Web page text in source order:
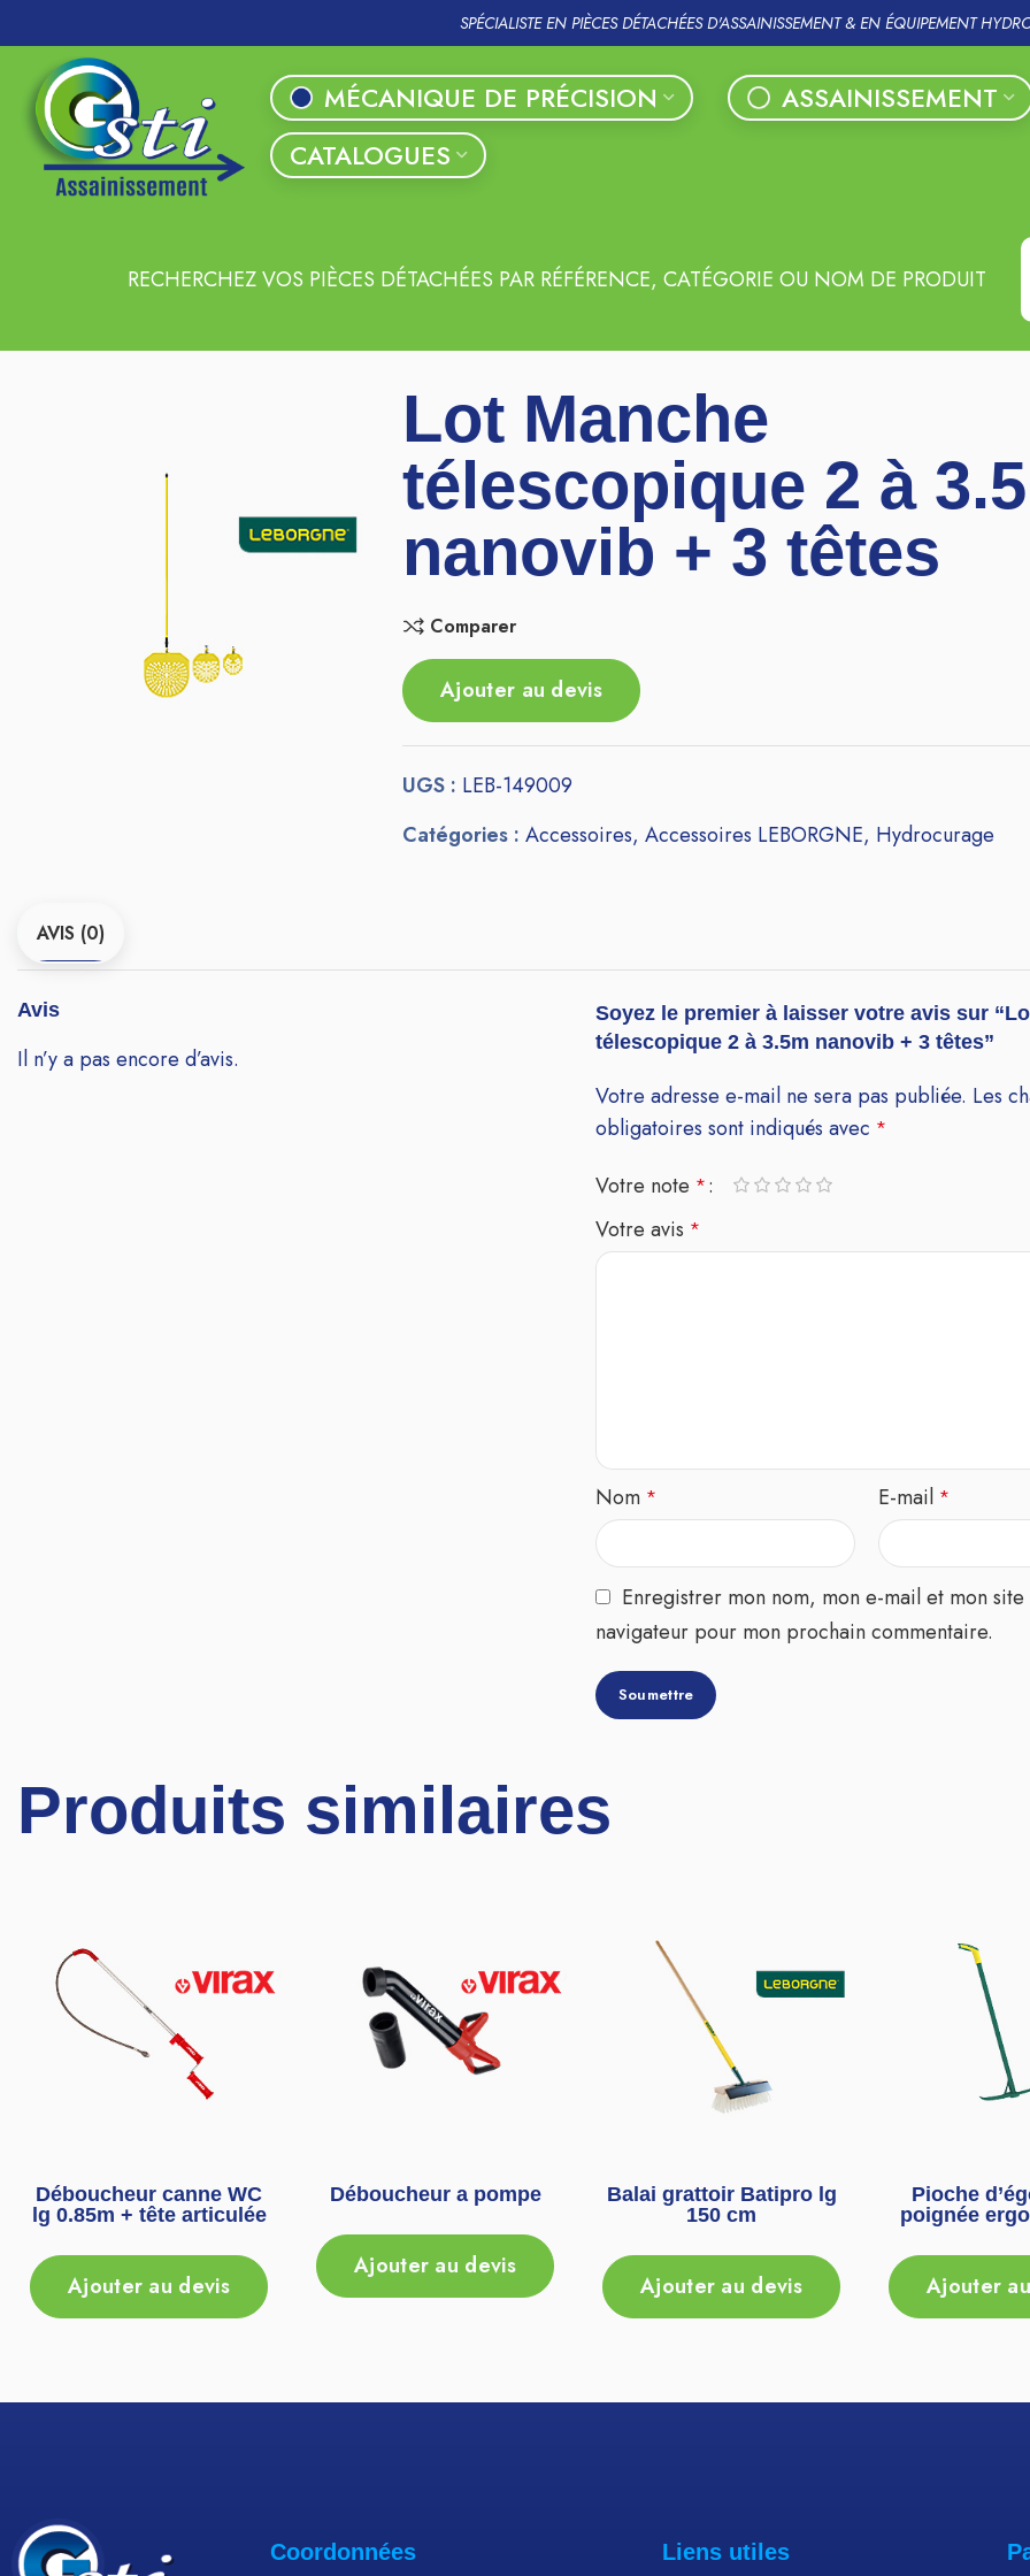
SPÉCIALISTE EN PIÈCES DÉTACHÉES D'ASSAINISSEMENT & EN ÉQUIPEMENT
MÉCANIQUE DE PRÉCISION
ASSAINISSEMENT
CATALOGUES
RECHERCHEZ VOS PIÈCES DÉTACHÉES PAR RÉFÉRENCE, CATÉGORIE OU NOM DE PRODUIT
Lot Manche
télescopique 2 à
nanovib + 3 têtes
Comparer
Ajouter au devis
UGS : LEB-149009
Catégories :Accessoires,Accessoires LEBORGNE, Hydrocurage
AVIS (0)
Avis
Il n’y a pas encore d’avis.
Soyez le premier à laisser votre avis sur
télescopique 2 à 3.5m nanovib + 3 têtes”
Votre adresse e-mail ne sera pas publiée. Les
obligatoires sont indiqués avec *
Votre note *
Votre avis *
Nom * E-mail *
Enregistrer mon nom, mon e-mail et mon site
navigateur pour mon prochain commentaire.
Produits similaires
Déboucheur canne WC
lg 0.85m + tête articulée
Ajouter au devis
Déboucheur a pompe
Ajouter au devis
Balai grattoir Batipro lg
150 cm
Ajouter au devis
Pioche
poignée
Ajouter
Coordonnées Liens utiles